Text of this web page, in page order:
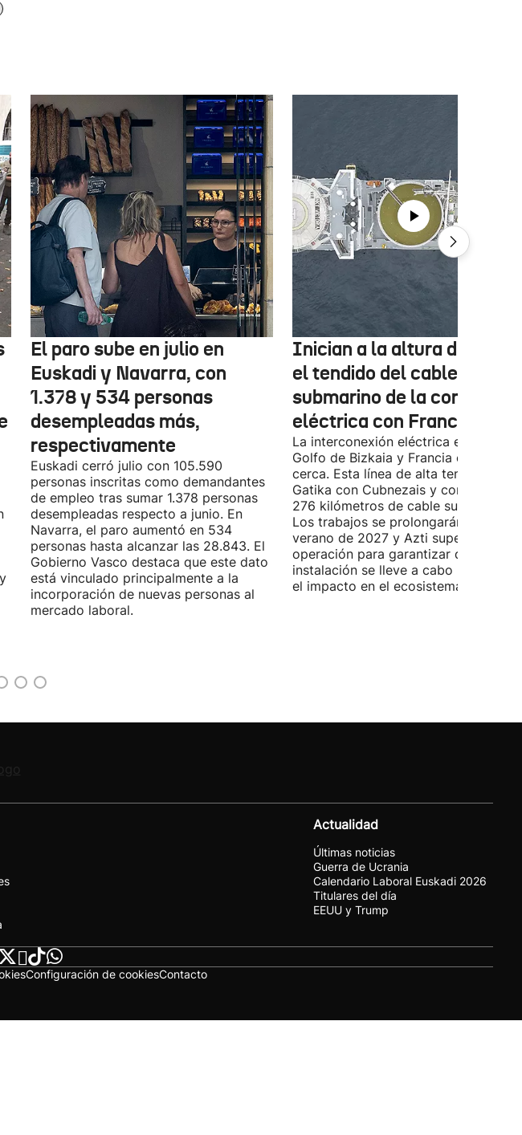
El paro sube en julio en
Euskadi y Navarra, con
1.378 y 534 personas
desempleadas más,
respectivamente
Euskadi cerró julio con 105.590
personas inscritas como demandantes
de empleo tras sumar 1.378 personas
desempleadas respecto a junio. En
Navarra, el paro aumentó en 534
personas hasta alcanzar las 28.843. El
Gobierno Vasco destaca que este dato
está vinculado principalmente a la
incorporación de nuevas personas al
mercado laboral.
Inician a la altura de
el tendido del cable
submarino de la conexión
eléctrica con Francia
La interconexión eléctrica entre el
Golfo de Bizkaia y Francia está más
cerca. Esta línea de alta tensión unirá
Gatika con Cubnezais y contará con
276 kilómetros de cable submarino.
Los trabajos se prolongarán hasta
verano de 2027 y Azti supervisará la
operación para garantizar que la
instalación se lleve a cabo
el impacto en el ecosistema marino.
Actualidad
Últimas noticias
Guerra de Ucrania
Calendario Laboral Euskadi 2026
Titulares del día
EEUU y Trump
Configuración de cookiesContacto